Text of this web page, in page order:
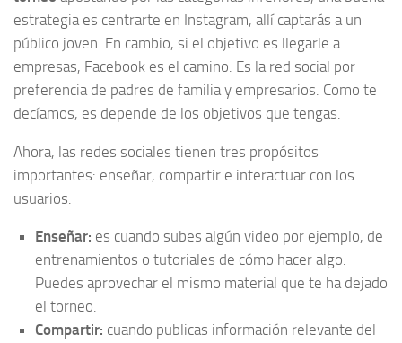
estrategia es centrarte en Instagram, allí captarás a un
público joven. En cambio, si el objetivo es llegarle a
empresas, Facebook es el camino. Es la red social por
preferencia de padres de familia y empresarios. Como te
decíamos, es depende de los objetivos que tengas.
Ahora, las redes sociales tienen tres propósitos
importantes: enseñar, compartir e interactuar con los
usuarios.
Enseñar: es cuando subes algún video por ejemplo, de
entrenamientos o tutoriales de cómo hacer algo.
Puedes aprovechar el mismo material que te ha dejado
el torneo.
Compartir: cuando publicas información relevante del